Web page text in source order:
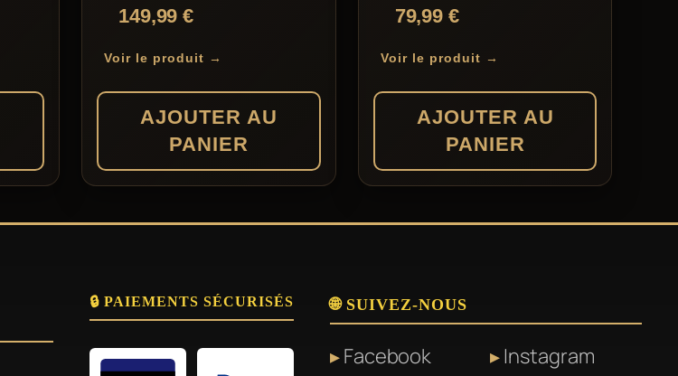
149,99€
Voir le produit →
AJOUTER AU
PANIER
79,99€
Voir le produit →
AJOUTER AU
PANIER
🔒 PAIEMENTS SÉCURISÉS 🌐 SUIVEZ-NOUS
Facebook Instagram